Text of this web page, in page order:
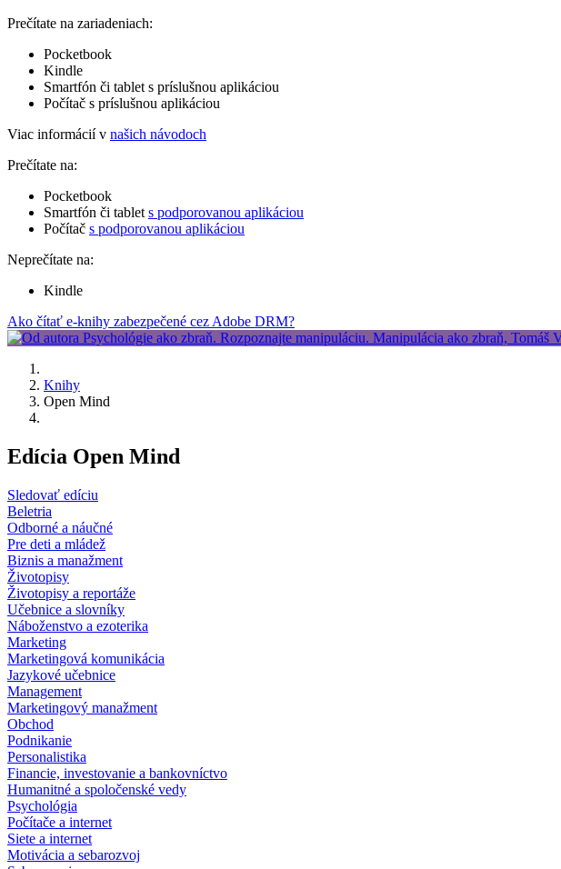
Prečítate na zariadeniach:
Pocketbook
Kindle
Smartfón či tablet s príslušnou aplikáciou
Počítač s príslušnou aplikáciou
Viac informácií v našich návodoch
Prečítate na:
Pocketbook
Smartfón či tablet s podporovanou aplikáciou
Počítač s podporovanou aplikáciou
Neprečítate na:
Kindle
Ako čítať e-knihy zabezpečené cez Adobe DRM?
Knihy
Open Mind
Edícia Open Mind
Sledovať edíciu
Beletria
Odborné a náučné
Pre deti a mládež
Biznis a manažment
Životopisy
Životopisy a reportáže
Učebnice a slovníky
Náboženstvo a ezoterika
Marketing
Marketingová komunikácia
Jazykové učebnice
Management
Marketingový manažment
Obchod
Podnikanie
Personalistika
Financie, investovanie a bankovníctvo
Humanitné a spoločenské vedy
Psychológia
Počítače a internet
Siete a internet
Motivácia a sebarozvoj